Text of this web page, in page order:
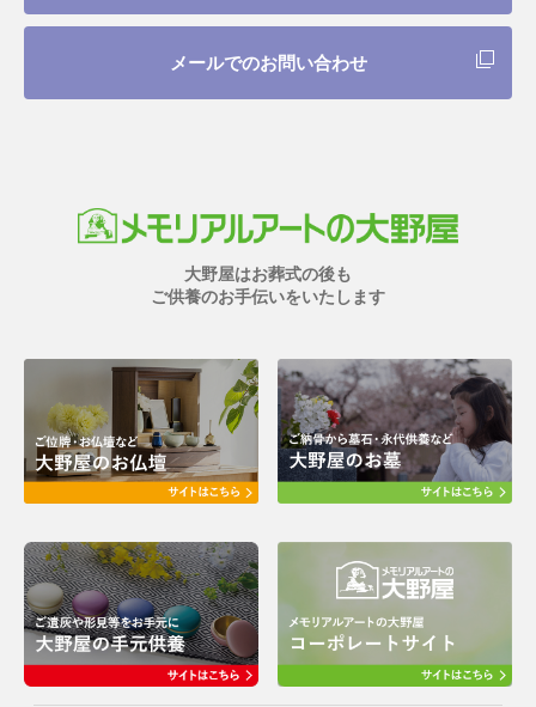
メールでのお問い合わせ
大野屋はお葬式の後も
ご供養のお手伝いをいたします